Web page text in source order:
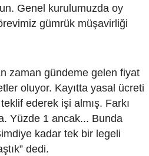
Genel kurulumuzda oy
gümrük müşavirliği
zaman gündeme gelen fiyat
oluyor. Kayıtta yasal ücreti
ederek işi almış. Farkı
Yüzde 1 ancak... Bunda
kadar tek bir legeli
dedi.